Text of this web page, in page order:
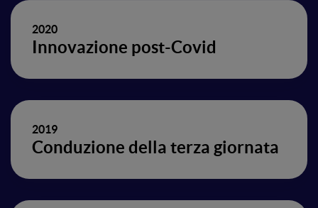
2020
Innovazione post-Covid
2019
Conduzione della terza giornata